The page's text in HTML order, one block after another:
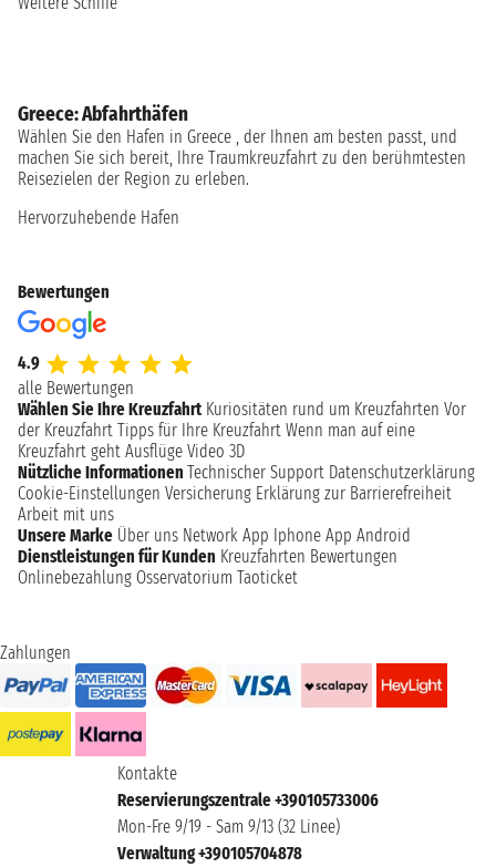
Greece: Abfahrthäfen
Wählen Sie den Hafen in Greece , der Ihnen am besten passt, und
machen Sie sich bereit, Ihre Traumkreuzfahrt zu den berühmtesten
Reisezielen der Region zu erleben.
Hervorzuhebende Hafen
Bewertungen
4.9
alle Bewertungen
Wählen Sie Ihre Kreuzfahrt Kuriositäten rund um Kreuzfahrten Vor
der Kreuzfahrt Tipps für Ihre Kreuzfahrt Wenn man auf eine
Kreuzfahrt geht Ausflüge Video 3D
Nützliche Informationen Technischer Support Datenschutzerklärung
Cookie-Einstellungen Versicherung Erklärung zur Barrierefreiheit
Arbeit mit uns
Unsere Marke Über uns Network App Iphone App Android
Dienstleistungen für Kunden Kreuzfahrten Bewertungen
Onlinebezahlung Osservatorium Taoticket
Zahlungen
Kontakte
Reservierungszentrale +390105733006
Mon-Fre 9/19 - Sam 9/13 (32 Linee)
Verwaltung +390105704878